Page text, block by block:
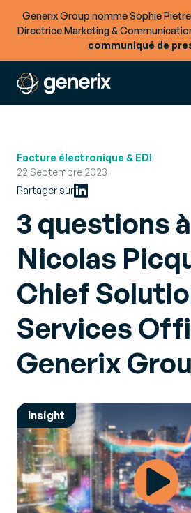
Generix Group nomme Sophie
Directrice Marketing &
communiqué de
Facture électronique & EDI
22 Septembre 2023
Partager sur
3 questions à
Nicolas
Chief
Services
Generix
Insight